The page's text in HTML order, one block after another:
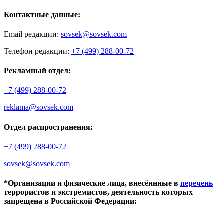
Контактные данные:
Email редакции: sovsek@sovsek.com
Телефон редакции: +7 (499) 288-00-72
Рекламный отдел:
+7 (499) 288-00-72
reklama@sovsek.com
Отдел распространения:
+7 (499) 288-00-72
sovsek@sovsek.com
*Организации и физические лица, внесённные в перечень
террористов и экстремистов, деятельность которых
запрещена в Российской Федерации: